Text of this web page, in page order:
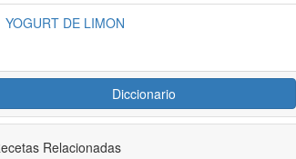
YOGURT DE LIMON
Diccionario
Relacionadas